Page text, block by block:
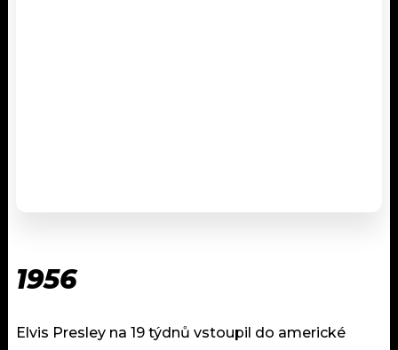
1956
Elvis Presley na 19 týdnů vstoupil do americké